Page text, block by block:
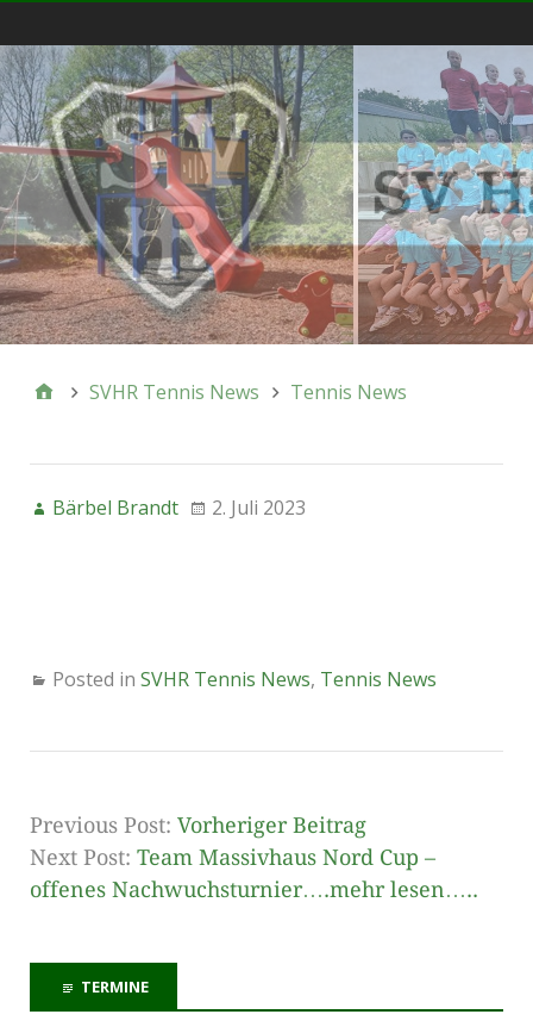
SVHR Tennis News Tennis News
Bärbel Brandt 2. Juli 2023
Posted in SVHR Tennis News, Tennis News
Previous Post: Vorheriger Beitrag
Next Post: Team Massivhaus Nord Cup –
offenes Nachwuchsturnier….mehr lesen…..
TERMINE